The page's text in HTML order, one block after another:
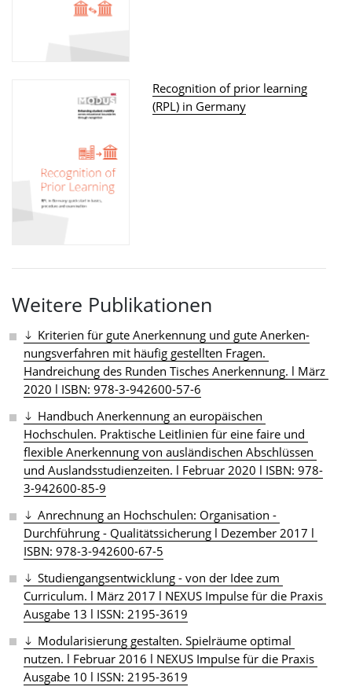
Recognition of prior learning
(RPL) in Germany
Weitere Publikationen
Kriterien für gute Anerkennung und gute An­er­ken­
nungs­ver­fahr­en mit häufig gestellten Fragen.
Handreichung des Runden Tisches Anerkennung. l März
2020 l ISBN: 978-3-942600-57-6
Handbuch Anerkennung an europäischen
Hochschulen. Praktische Leitlinien für eine faire und
flexible Anerkennung von ausländischen Abschlüssen
und Auslandsstudienzeiten. l Februar 2020 l ISBN: 978-
3-942600-85-9
Anrechnung an Hochschulen: Organisation -
Durchführung - Qualitätssicherung l Dezember 2017 l
ISBN: 978-3-942600-67-5
Studiengangsentwicklung - von der Idee zum
Curriculum. l März 2017 l NEXUS Impulse für die Praxis
Ausgabe 13 l ISSN: 2195-3619
Modularisierung gestalten. Spielräume optimal
nutzen. l Februar 2016 l NEXUS Impulse für die Praxis
Ausgabe 10 l ISSN: 2195-3619